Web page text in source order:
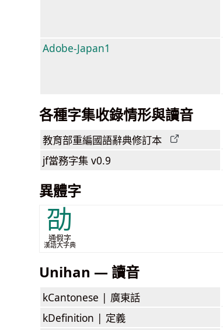
Adobe-Japan1
各種字集收錄情形與讀音
教育部重編國語辭典修訂本
jf當務字集 v0.9
異體字
劭
通假字
漢語大字典
Unihan — 讀音
kCantonese | 廣東話
kDefinition | 定義